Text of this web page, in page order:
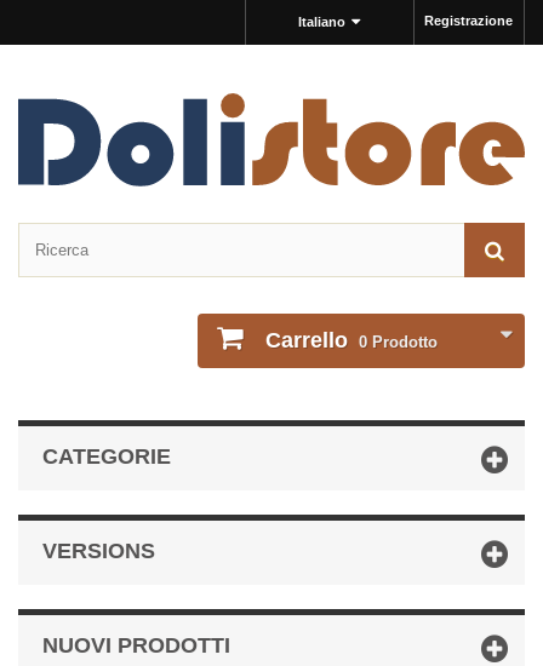
Registrazione
Italiano
Carrello 0 Prodotto
CATEGORIE
VERSIONS
NUOVI PRODOTTI